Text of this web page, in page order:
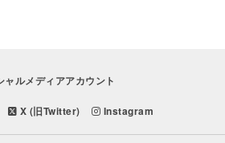
ャルメディアアカウント
X (旧Twitter) Instagram